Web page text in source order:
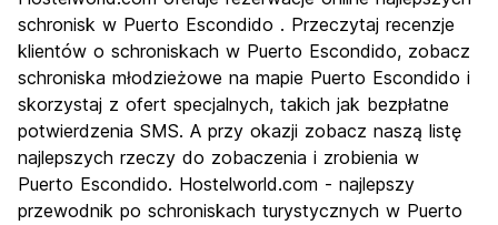
Kultura
6.9
Imprezy
8.5
Najlepsza wartość
8.9
schronisk w Puerto Escondido . Przeczytaj recenzje
klientów o schroniskach w Puerto Escondido, zobacz
schroniska młodzieżowe na mapie Puerto Escondido i
skorzystaj z ofert specjalnych, takich jak bezpłatne
potwierdzenia SMS. A przy okazji zobacz naszą listę
najlepszych rzeczy do zobaczenia i zrobienia w
Puerto Escondido. Hostelworld.com - najlepszy
przewodnik po schroniskach turystycznych w Puerto